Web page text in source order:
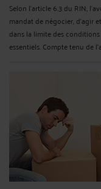
Selon l'article 6.3 du RIN,
mandat de négocier, d'agir
dans la limite des
essentiels. Compte tenu de